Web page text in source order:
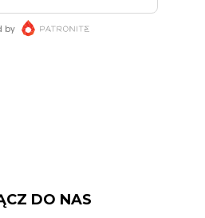
DO NAS